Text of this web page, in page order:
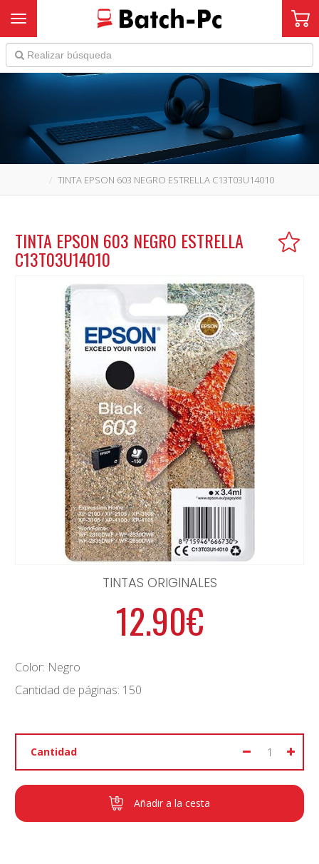
Toggle navigation
TINTA EPSON 603 NEGRO ESTRELLA C13T03U14010
TINTA EPSON 603 NEGRO ESTRELLA
C13T03U14010
TINTAS ORIGINALES
12.90€
Color: Negro
Cantidad de páginas: 150
Cantidad
Añadir a la cesta